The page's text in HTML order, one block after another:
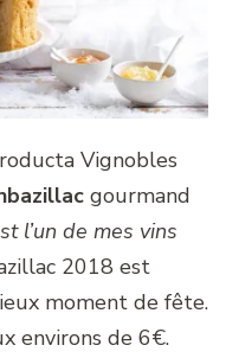
Vignobles
gourmand
l’un de mes vins
2018 est
moment de fête.
environs de 6€.